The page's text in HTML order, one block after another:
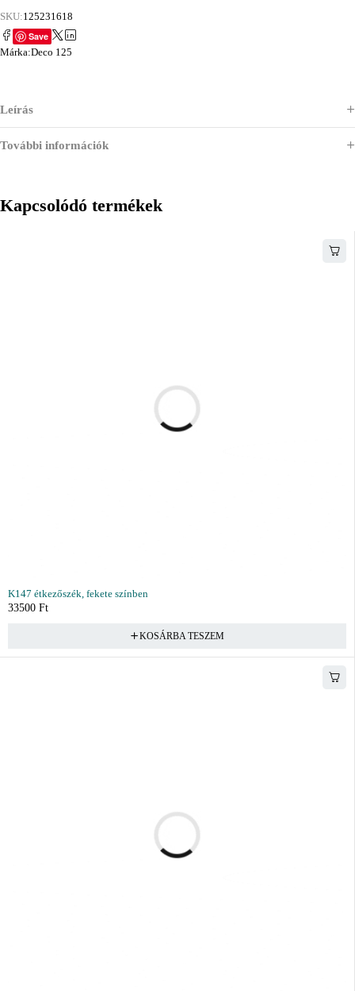
SKU:125231618
Save
Márka:Deco 125
Leírás
További információk
Kapcsolódó termékek
K147 étkezőszék, fekete színben
33500 Ft
KOSÁRBA TESZEM